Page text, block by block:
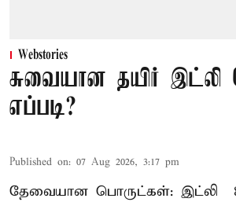
Webstories
சுவையான தயிர் இட்லி
எப்படி?
Published on: 07 Aug 2026, 3:17 pm
தேவையான பொருட்கள்: இட்லி –